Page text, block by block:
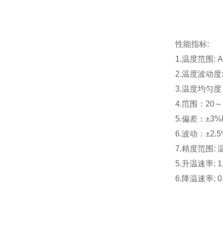
性能指标:
1.温度范围
2.温度波动
3.温度均匀
4.范围：20
5.偏差：
6.波动：
7.精度范围:
5.升温速率:
6.降温速率: